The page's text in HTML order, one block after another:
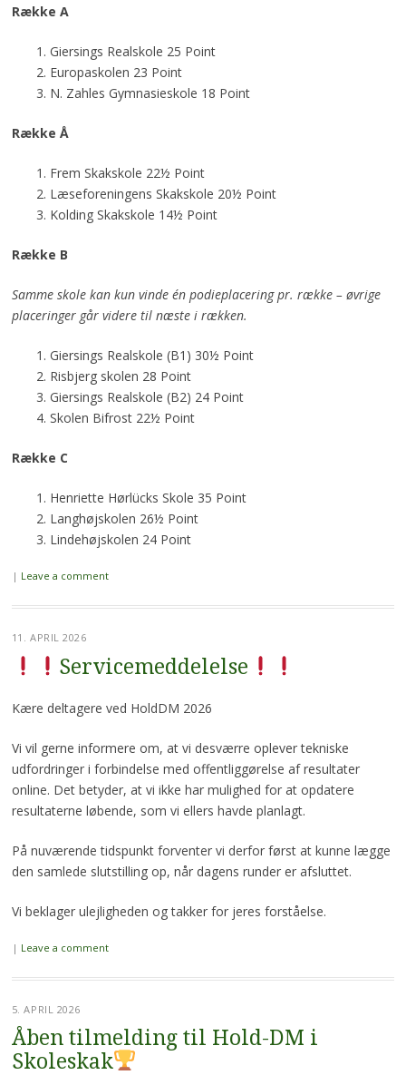
Række A
Giersings Realskole 25 Point
Europaskolen 23 Point
N. Zahles Gymnasieskole 18 Point
Række Å
Frem Skakskole 22½ Point
Læseforeningens Skakskole 20½ Point
Kolding Skakskole 14½ Point
Række B
Samme skole kan kun vinde én podieplacering pr. række – øvrige
placeringer går videre til næste i rækken.
Giersings Realskole (B1) 30½ Point
Risbjerg skolen 28 Point
Giersings Realskole (B2) 24 Point
Skolen Bifrost 22½ Point
Række C
Henriette Hørlücks Skole 35 Point
Langhøjskolen 26½ Point
Lindehøjskolen 24 Point
| Leave a comment
11. APRIL 2026
Servicemeddelelse
Kære deltagere ved HoldDM 2026
Vi vil gerne informere om, at vi desværre oplever tekniske
udfordringer i forbindelse med offentliggørelse af resultater
online. Det betyder, at vi ikke har mulighed for at opdatere
resultaterne løbende, som vi ellers havde planlagt.
På nuværende tidspunkt forventer vi derfor først at kunne lægge
den samlede slutstilling op, når dagens runder er afsluttet.
Vi beklager ulejligheden og takker for jeres forståelse.
| Leave a comment
5. APRIL 2026
Åben tilmelding til Hold-DM i
Skoleskak